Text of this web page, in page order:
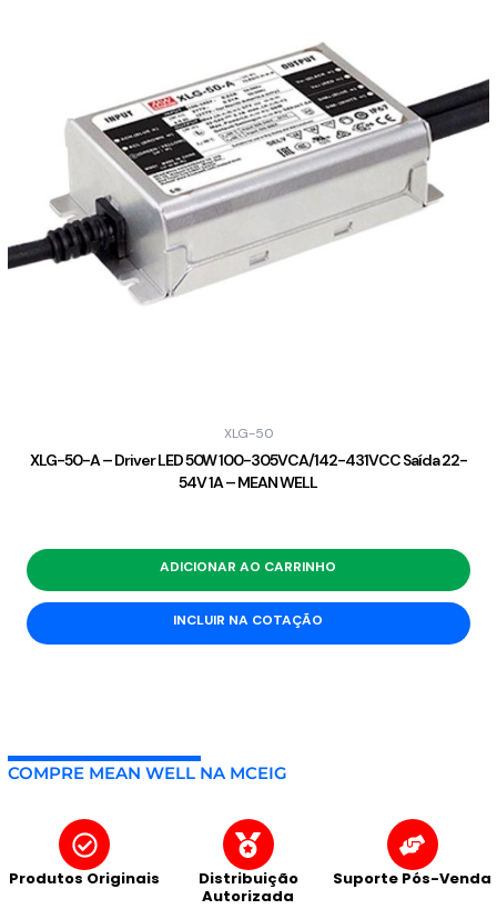
XLG-50
XLG-50-A – Driver LED 50W 100-305VCA/142-431VCC Saída 22-
54V 1A – MEAN WELL
ADICIONAR AO CARRINHO
INCLUIR NA COTAÇÃO
COMPRE MEAN WELL NA MCEIG
Produtos Originais
Distribuição
Autorizada
Suporte Pós-Venda